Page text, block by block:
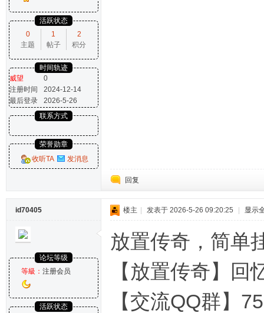
活跃状态
0
主题
1
帖子
2
积分
时间轨迹
威望
0
注册时间
2024-12-14
最后登录
2026-5-26
联系方式
荣誉勋章
收听TA
发消息
回复
id70405
论坛等级
等級： 注册会员
活跃状态
楼主 发表于 2026-5-26 09:20:25 显示
放置传奇，简单
【放置传奇】
【交流QQ群】